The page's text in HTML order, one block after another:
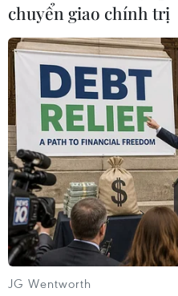
#Việt Nam
#Trung Quốc
#Cộng đồng người Việt tại
#Giàn khoan Hải Dương-981
#Lễ cầu nguyện
#Vùng
chuyển giao chính trị
JG Wentworth